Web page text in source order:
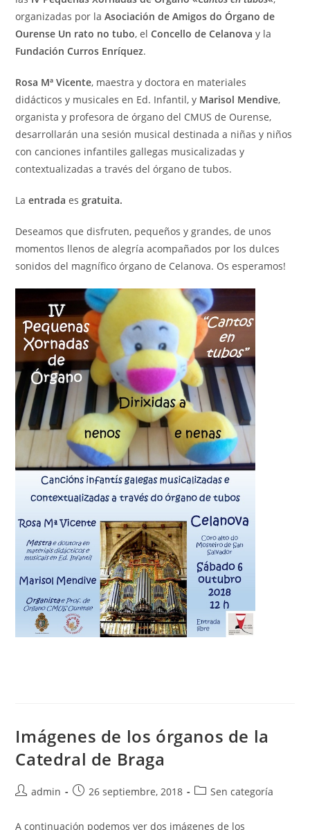
organizadas por laAsociación de Amigos do Órgano de
Ourense Un rato no tubo, elConcello de Celanova y la
Fundación Curros Enríquez.
Rosa Mª Vicente, maestra y doctora en materiales
didácticos y musicales en Ed. Infantil, y Marisol Mendive,
organista y profesora de órgano del CMUS de Ourense,
desarrollarán una sesión musical destinada a niñas y niños
con canciones infantiles gallegas musicalizadas y
contextualizadas a través del órgano de tubos.
Laentrada esgratuita.
Deseamos que disfruten, pequeños y grandes, de unos
momentos llenos de alegría acompañados por los dulces
sonidos del magnífico órgano de Celanova. Os esperamos!
Imágenes de los órganos de la
Catedral de Braga
Autor
la
admin
Publicación
la
26 septiembre, 2018
Categoría
Sen categoría
A continuación podemos ver dos imágenes de los